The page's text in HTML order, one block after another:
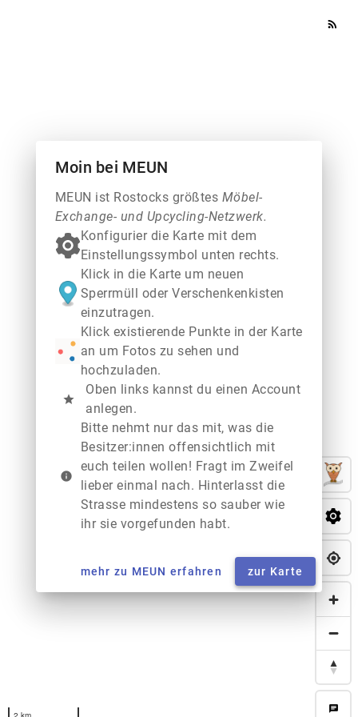
rss_feed
chat
Moin bei MEUN
MEUN ist Rostocks größtes Möbel-
Exchange- und Upcycling-Netzwerk.
Konfigurier die Karte mit dem
Einstellungssymbol unten rechts.
Klick in die Karte um neuen
Sperrmüll oder Verschenkenkisten
einzutragen.
Klick existierende Punkte in der Karte
an um Fotos zu sehen und
hochzuladen.
star
Oben links kannst du einen Account
anlegen.
info
Bitte nehmt nur das mit, was die
Besitzer:innen offensichtlich mit
euch teilen wollen! Fragt im Zweifel
lieber einmal nach. Hinterlasst die
Strasse mindestens so sauber wie
ihr sie vorgefunden habt.
mehr zu MEUN erfahren zur Karte